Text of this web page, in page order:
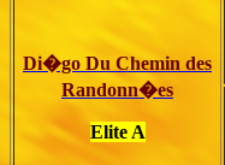
Di�go Du Chemin des
Randonn�es
Elite A